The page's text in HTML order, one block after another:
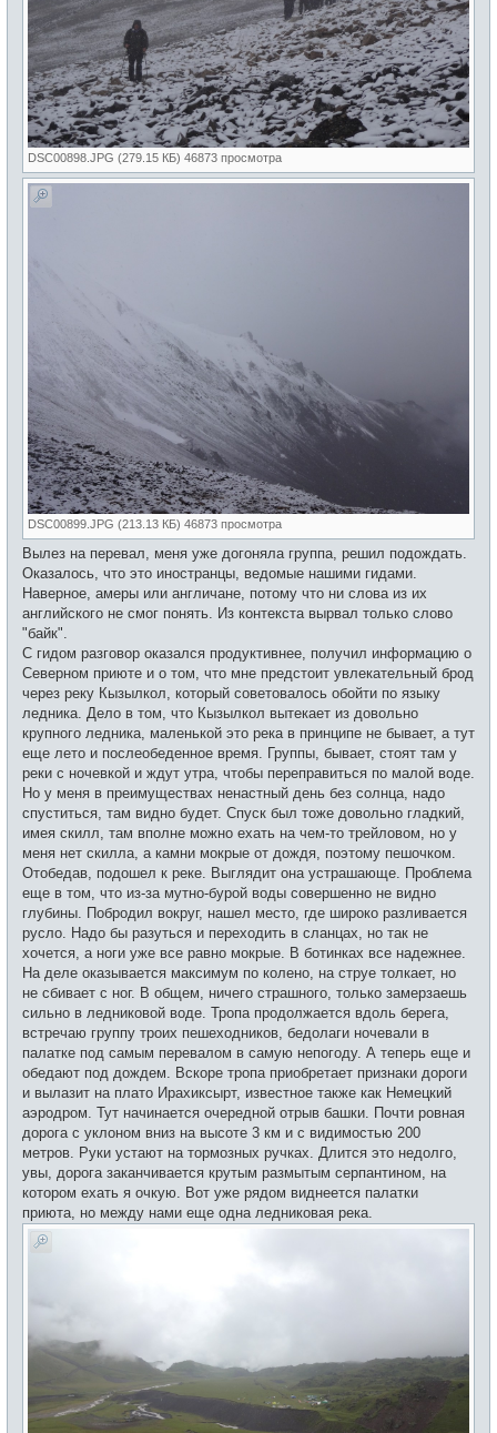
DSC00898.JPG (279.15 КБ) 46873 просмотра
DSC00899.JPG (213.13 КБ) 46873 просмотра
Вылез на перевал, меня уже догоняла группа, решил подождать.
Оказалось, что это иностранцы, ведомые нашими гидами.
Наверное, амеры или англичане, потому что ни слова из их
английского не смог понять. Из контекста вырвал только слово
"байк".
С гидом разговор оказался продуктивнее, получил информацию о
Северном приюте и о том, что мне предстоит увлекательный брод
через реку Кызылкол, который советовалось обойти по языку
ледника. Дело в том, что Кызылкол вытекает из довольно
крупного ледника, маленькой это река в принципе не бывает, а тут
еще лето и послеобеденное время. Группы, бывает, стоят там у
реки с ночевкой и ждут утра, чтобы переправиться по малой воде.
Но у меня в преимуществах ненастный день без солнца, надо
спуститься, там видно будет. Спуск был тоже довольно гладкий,
имея скилл, там вполне можно ехать на чем-то трейловом, но у
меня нет скилла, а камни мокрые от дождя, поэтому пешочком.
Отобедав, подошел к реке. Выглядит она устрашающе. Проблема
еще в том, что из-за мутно-бурой воды совершенно не видно
глубины. Побродил вокруг, нашел место, где широко разливается
русло. Надо бы разуться и переходить в сланцах, но так не
хочется, а ноги уже все равно мокрые. В ботинках все надежнее.
На деле оказывается максимум по колено, на струе толкает, но
не сбивает с ног. В общем, ничего страшного, только замерзаешь
сильно в ледниковой воде. Тропа продолжается вдоль берега,
встречаю группу троих пешеходников, бедолаги ночевали в
палатке под самым перевалом в самую непогоду. А теперь еще и
обедают под дождем. Вскоре тропа приобретает признаки дороги
и вылазит на плато Ирахиксырт, известное также как Немецкий
аэродром. Тут начинается очередной отрыв башки. Почти ровная
дорога с уклоном вниз на высоте 3 км и с видимостью 200
метров. Руки устают на тормозных ручках. Длится это недолго,
увы, дорога заканчивается крутым размытым серпантином, на
котором ехать я очкую. Вот уже рядом виднеется палатки
приюта, но между нами еще одна ледниковая река.